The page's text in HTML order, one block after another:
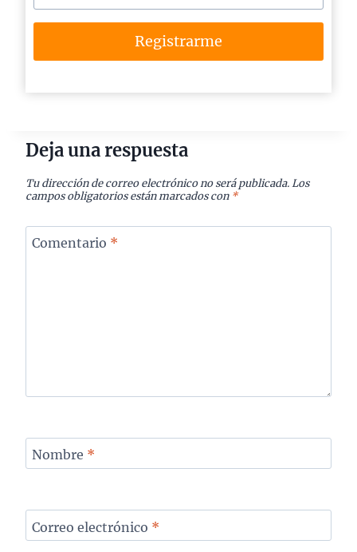
Registrarme
Deja una respuesta
Tu dirección de correo electrónico no será publicada. Los
campos obligatorios están marcados con *
Comentario *
Nombre *
Correo electrónico *